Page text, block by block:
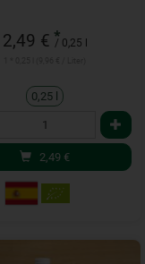
2,49 € *
/ 0,25 l
0,25 l
2,49 €